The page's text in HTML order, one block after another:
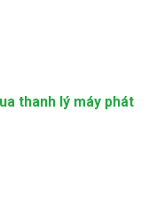
thanh lý máy phát